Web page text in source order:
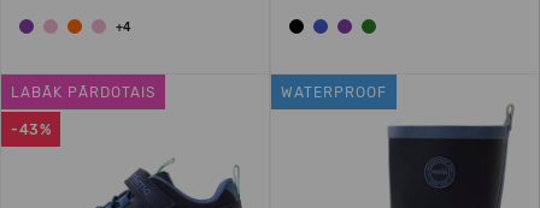
+4
-43%
LABĀK PĀRDOTAIS WATERPROOF